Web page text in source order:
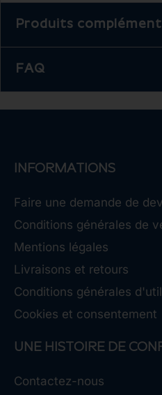
Produits
FAQ
INFORMATIONS
Faire une demande de
Conditions générales de
Mentions légales
Livraisons et retours
Conditions générales
Cookies et consentement
UNE HISTOIRE DE
Contactez-nous